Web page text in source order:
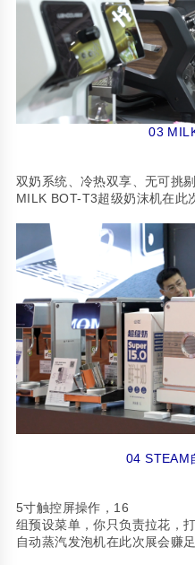
03
双奶系统、冷热双享、无可挑
MILK BOT-T3超级奶沫机在此
04 STEAM
5寸触控屏操作， 16
组预设菜单，你只负责拉花，
自动蒸汽发泡机在此次展会赚足